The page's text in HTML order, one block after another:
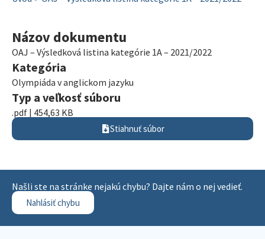
Názov dokumentu
OAJ – Výsledková listina kategórie 1A – 2021/2022
Kategória
Olympiáda v anglickom jazyku
Typ a veľkosť súboru
.pdf | 454,63 KB
Stiahnuť súbor
Našli ste na stránke nejakú chybu? Dajte nám o nej vedieť.
Nahlásiť chybu